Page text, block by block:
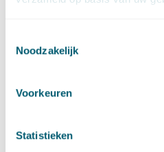
Noodzakelijk
Voorkeuren
Statistieken